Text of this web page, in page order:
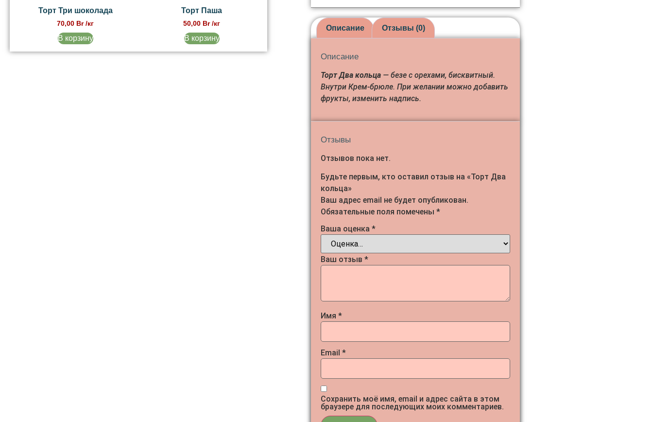
Торт Три шоколада
70,00 Br /кг
В корзину
Торт Паша
50,00 Br /кг
В корзину
Описание Отзывы (0)
Описание
Торт Два кольца — безе с орехами, бисквитный.
Внутри Крем-брюле. При желании можно добавить
фрукты, изменить надпись.
Отзывы
Отзывов пока нет.
Будьте первым, кто оставил отзыв на «Торт Два
кольца»
Ваш адрес email не будет опубликован.
Обязательные поля помечены *
Ваша оценка *
Ваш отзыв *
Имя *
Email *
Сохранить моё имя, email и адрес сайта в этом
браузере для последующих моих комментариев.